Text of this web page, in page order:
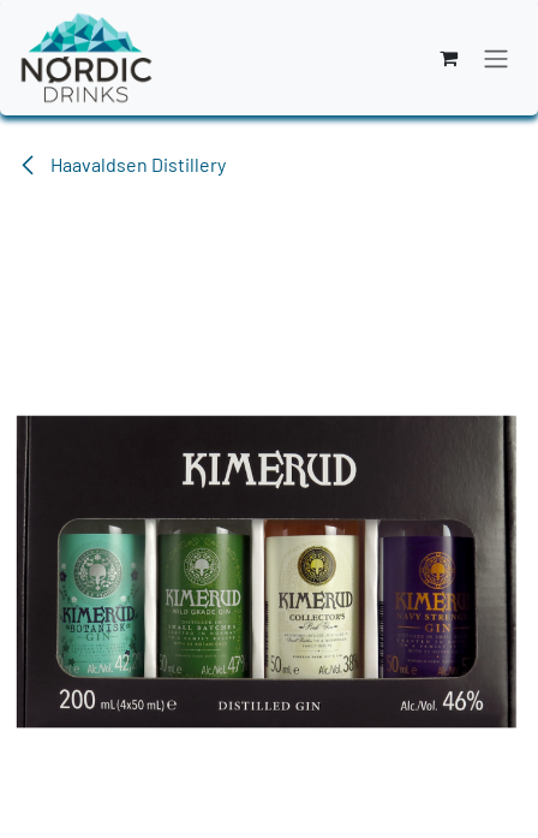
Zum Inhalt springen
Haavaldsen Distillery